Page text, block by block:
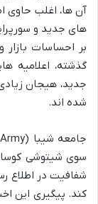
آن ها، اغلب حاوی
های جدید و
گذشته، اعلامیه
جدید، هیجان
شده اند.
سوی شیتوشی
شفافیت در اطلاع
کند. پیگیری این